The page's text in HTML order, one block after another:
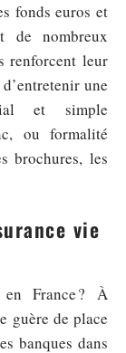
fonds euros et
de nombreux
renforcent leur
une
et simple
ou formalité
brochures, les
vie
France ? À
guère de place
banques dans